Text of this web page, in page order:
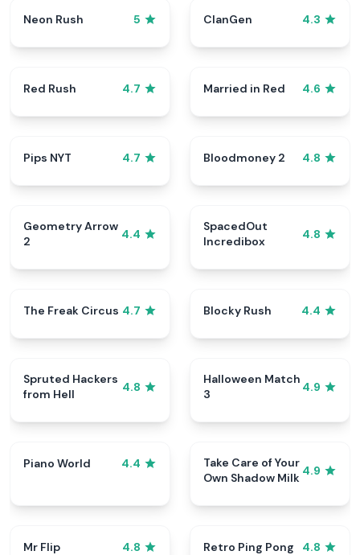
Neon Rush 5 ClanGen 4.3
Red Rush 4.7 Married in Red 4.6
Pips NYT 4.7 Bloodmoney 2 4.8
Geometry Arrow
2
4.4
SpacedOut
Incredibox
4.8
The Freak Circus 4.7 Blocky Rush 4.4
Spruted Hackers
from Hell
4.8
Halloween Match
3
4.9
Piano World 4.4
Take Care of Your
Own Shadow Milk 4.9
Mr Flip 4.8 Retro Ping Pong 4.8